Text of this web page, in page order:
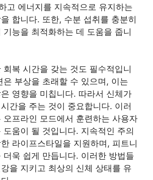
고 에너지를 지속적으로 유지하는
합니다. 또한, 수분 섭취를 충분히
기능을 최적화하는 데 도움을 줍니
회복 시간을 갖는 것도 필수적입니
은 부상을 초래할 수 있으며, 이는
영향을 미칩니다. 따라서 신체가
간을 주는 것이 중요합니다. 이러
오프라인 모드에서 훈련하는 사용자
도움이 될 것입니다. 지속적인 주의
라이프스타일을 지원하며, 피트니
더욱 쉽게 만듭니다. 이러한 방법들
을 지키고 최상의 신체 상태를 유